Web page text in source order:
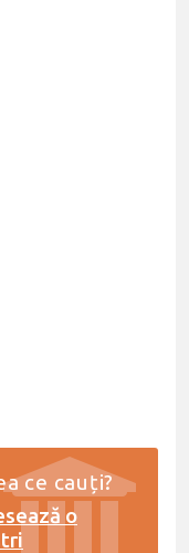
ce cauți?
o